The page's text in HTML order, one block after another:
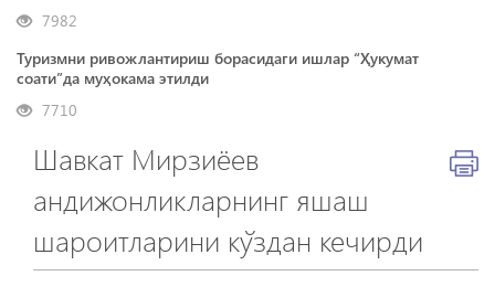
7982
Туризмни ривожлантириш борасидаги ишлар “Ҳукумат
соати”да муҳокама этилди
7710
Шавкат Мирзиёев
андижонликларнинг яшаш
шароитларини кўздан кечирди